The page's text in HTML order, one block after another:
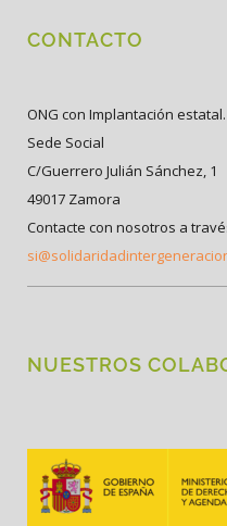
CONTACTO
ONG con Implantación estatal.
Sede Social
C/Guerrero Julián Sánchez, 1
49017 Zamora
Contacte con nosotros a
NUESTROS